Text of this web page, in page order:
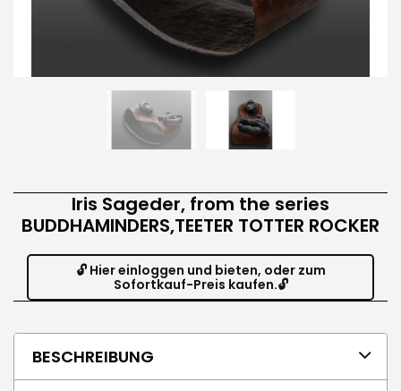
Iris Sageder, from the series
BUDDHAMINDERS,TEETER TOTTER ROCKER
🔓 Hier einloggen und bieten, oder zum
Sofortkauf-Preis kaufen.🔓
BESCHREIBUNG